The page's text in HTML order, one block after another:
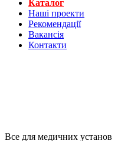
Каталог
Нашi проекти
Рекомендації
Вакансiя
Контакти
Все для медичних установ